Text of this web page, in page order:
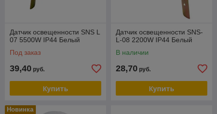
Датчик освещенности SNS L
07 5500W IP44 Белый
Под заказ
39,40 руб.
Купить
Датчик освещенности SNS-
L-08 2200W IP44 Белый
В наличии
28,70 руб.
Купить
Новинка